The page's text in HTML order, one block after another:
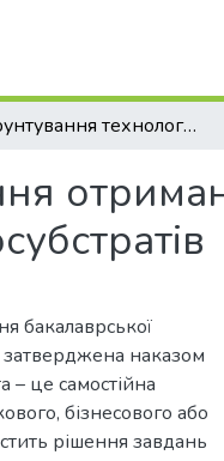
Обґрунтування технології та вибір обладнання отримання біогазу з відходів тваринництва з використанням косубстратів
бакалаврської
затверджена наказом
– це самостійна
бізнесового або
рішення завдань